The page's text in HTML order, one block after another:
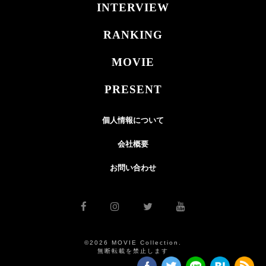
INTERVIEW
RANKING
MOVIE
PRESENT
個人情報について
会社概要
お問い合わせ
©2026 MOVIE Collection.
無断転載を禁止します